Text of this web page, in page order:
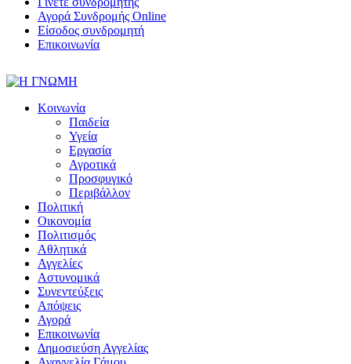
Αγορά Συνδρομής Online
Είσοδος συνδρομητή
Επικοινωνία
Κοινωνία
Παιδεία
Υγεία
Εργασία
Αγροτικά
Προσφυγικό
Περιβάλλον
Πολιτική
Οικονομία
Πολιτισμός
Αθλητικά
Αγγελίες
Αστυνομικά
Συνεντεύξεις
Απόψεις
Αγορά
Επικοινωνία
Δημοσιεύση Αγγελίας